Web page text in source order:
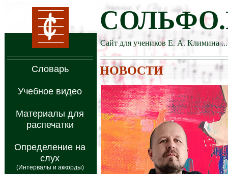
Словарь
Учебное видео
Материалы для
распечатки
Определение на
слух
(Интервалы и аккорды)
Сайт для учеников Е. А. Климина ...
НОВОСТИ